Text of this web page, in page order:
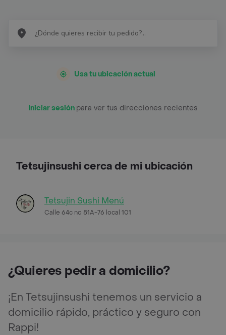
Usa tu ubicación actual
Iniciar sesión para ver tus direcciones recientes
Tetsujinsushi cerca de mi ubicación
Tetsujin Sushi Menú
Calle 64c no 81A-76 local 101
¿Quieres pedir a domicilio?
¡En Tetsujinsushi tenemos un servicio a
domicilio rápido, práctico y seguro con
Rappi!